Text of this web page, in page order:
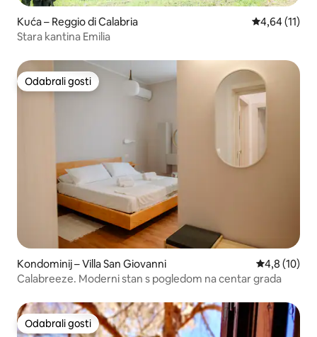
Kuća – Reggio di Calabria Prosječna
4,64 (11)
Stara kantina Emilia
Odabrali gosti
Odabrali gosti
Kondominij – Villa San Giovanni Prosječna
4,8 (10)
Calabreeze. Moderni stan s pogledom na centar grada
Odabrali gosti
Odabrali gosti